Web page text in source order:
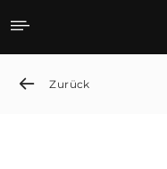
P5228-L
Zurück